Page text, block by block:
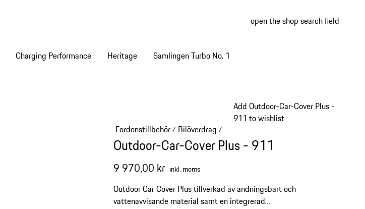
open the shop search field
Charging Performance Heritage Samlingen Turbo No. 1
Add Outdoor-Car-Cover Plus -
911 to wishlist
Fordonstillbehör/ Bilöverdrag /
Outdoor-Car-Cover Plus - 911
9 970,00 kr inkl. moms
Outdoor Car Cover Plus tillverkad av andningsbart och
vattenavvisande material samt en integrerad